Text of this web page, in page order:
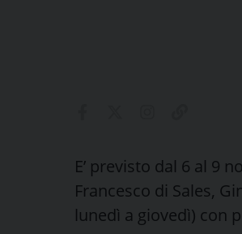
E’ previsto dal 6 al 9
Francesco di Sales,
lunedì a giovedì) con